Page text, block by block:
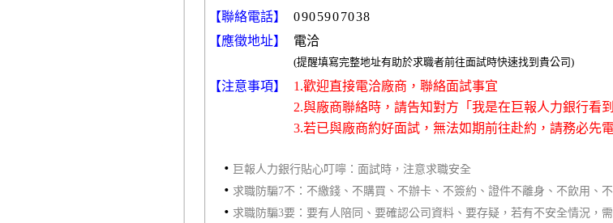
【聯絡電話】
0905907038
【應徵地址】
電洽
(提醒填寫完整地址有助於求職者前往面試時快速找到貴公司)
【注意事項】
1.歡迎直接電洽廠商，聯絡面試事宜
2.與廠商聯絡時，請告知對方「我是在巨報人力銀行看
3.若已與廠商約好面試，無法如期前往赴約，請務必先
‧ 巨報人力銀行貼心叮嚀：面試時，注意求職安全
‧ 求職防騙7不：不繳錢、不購買、不辦卡、不簽約、證件不離身、不飲用、
‧ 求職防騙3要：要有人陪同、要確認公司資料、要存疑，若有不安全情況，